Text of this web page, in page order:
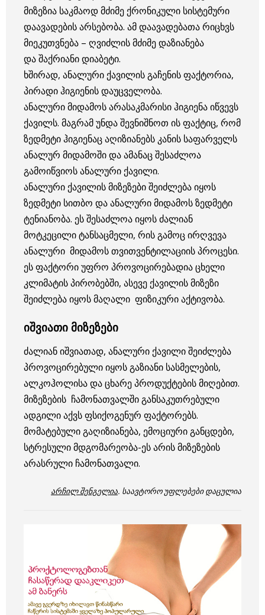
მიზეზია საკმაოდ მძიმე ქრონიკული სისტემური
დაავადების არსებობა. ამ დაავადებათა რიცხვს
მიეკუთვნება – ღვიძლის მძიმე დაზიანება
და შაქრიანი დიაბეტი.
ხშირად, ანალური ქავილის გაჩენის ფაქტორია,
პირადი ჰიგიენის დაუცველობა.
ანალური მიდამოს არასაკმარისი ჰიგიენა იწვევს
ქავილს. მაგრამ უნდა შევნიშნოთ ის ფაქტიც, რომ
ზედმეტი ჰიგიენაც აღიზიანებს კანის საფარველს
ანალურ მიდამოში და ამანაც შესაძლოა
გამოიწვიოს ანალური ქავილი.
ანალური ქავილის მიზეზები შეიძლება იყოს
ზედმეტი სითბო და ანალური მიდამოს ზედმეტი
ტენიანობა. ეს შესაძლოა იყოს ძალიან
მოტკეცილი ტანსაცმელი, რის გამოც ირღვევა
ანალური მიდამოს თვითვენტილაციის პროცესი.
ეს ფაქტორი უფრო პროვოცირებადია ცხელი
კლიმატის პირობებში, ასევე ქავილის მიზეზი
შეიძლება იყოს მაღალი ფიზიკური აქტივობა.
იშვიათი მიზეზები
ძალიან იშვიათად, ანალური ქავილი შეიძლება
პროვოცირებული იყოს გაზიანი სასმელების,
ალკოჰოლისა და ცხარე პროდუქტების მიღებით.
მიზეზების ჩამონათვალში განსაკუთრებული
ადგილი აქვს ფსიქოგენურ ფაქტორებს.
მომატებული გაღიზიანება, ემოციური განცდები,
სტრესული მდგომარეობა-ეს არის მიზეზების
არასრული ჩამონათვალი.
არჩილ შენგელია. საავტორო უფლებები დაცულია